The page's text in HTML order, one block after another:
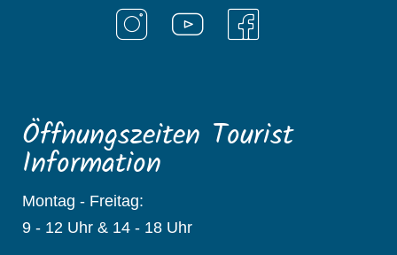
Öffnungszeiten Tourist
Information
Montag - Freitag:
9 - 12 Uhr & 14 - 18 Uhr